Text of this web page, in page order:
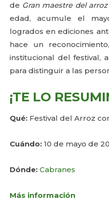
de Gran maestre del
edad, acumule el
logrados en ediciones
hace un
institucional del festival,
para distinguir a las
¡TE LO
Qué: Festival del Arroz
Cuándo: 10 de mayo de
Dónde: Cabranes
Más información